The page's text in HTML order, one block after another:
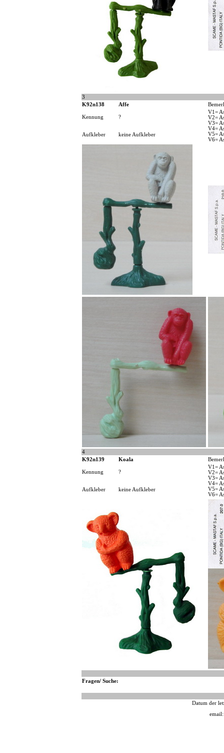
3
K92n138
Affe
Kennung ?
V1=
V2=
V3=
V4=
V5=
V6=
Aufkleber keine Aufkleber
4
K92n139
Koala
Kennung ?
V1=
V2=
V3=
V4=
V5=
V6=
Aufkleber keine Aufkleber
Fragen/ Suche:
Datum der